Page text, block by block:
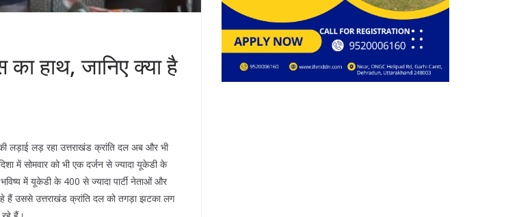
हाथ, जानिए क्या है
लड़ाई लड़ रहा उत्तराखंड क्रांति दल अब और भी
में सोमवार को भी एक दर्जन से ज्यादा यूकेडी के
में यूकेडी के 400 से ज्यादा पार्टी नेताओं और
हैं उससे उत्तराखंड क्रांति दल को तगड़ा झटका लग